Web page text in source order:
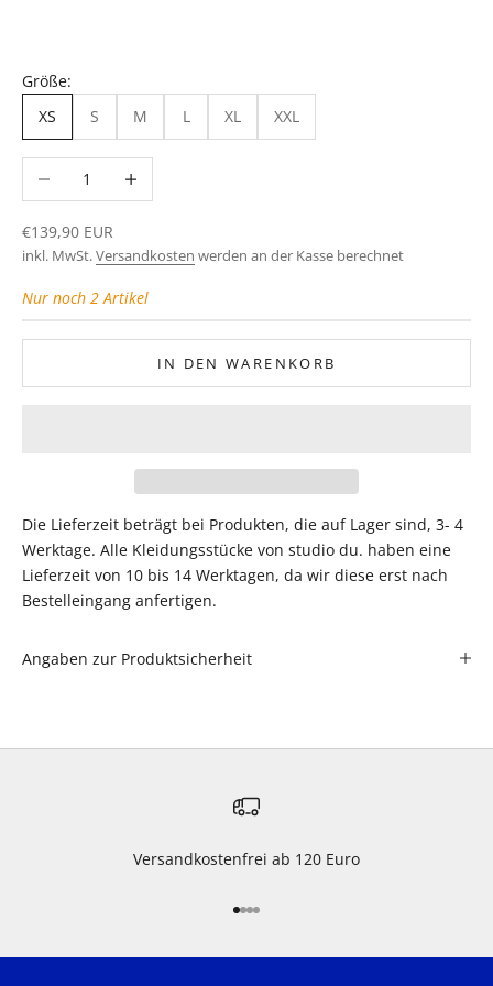
Größe:
XS
S M L XL XXL
Anzahl verringernAnzahl erhöhen
Angebot
€139,90 EUR
inkl. MwSt.Versandkosten werden an der Kasse berechnet
Nur noch 2 Artikel
IN DEN WARENKORB
Die Lieferzeit beträgt bei Produkten, die auf Lager sind, 3- 4
Werktage. Alle Kleidungsstücke von studio du. haben eine
Lieferzeit von 10 bis 14 Werktagen, da wir diese erst nach
Bestelleingang anfertigen.
Angaben zur Produktsicherheit
Versandkostenfrei ab 120 Euro
Gehe zu Element 1
Gehe zu Element 2
Gehe zu Element 3
Gehe zu Element 4